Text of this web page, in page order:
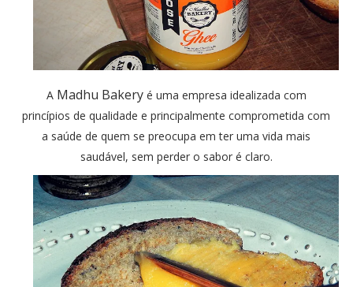
A Madhu Bakery é uma empresa idealizada com
princípios de qualidade e principalmente comprometida com
a saúde de quem se preocupa em ter uma vida mais
saudável, sem perder o sabor é claro.